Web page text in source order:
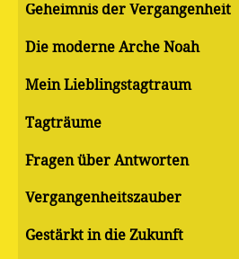
Geheimnis der Vergangenheit
Die moderne Arche Noah
Mein Lieblingstagtraum
Tagträume
Fragen über Antworten
Vergangenheitszauber
Gestärkt in die Zukunft